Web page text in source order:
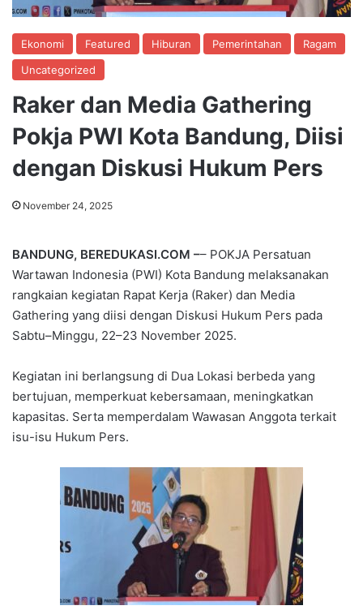
Ekonomi Featured Hiburan Pemerintahan
Ragam
Uncategorized
Raker dan Media Gathering
Pokja PWI Kota Bandung, Diisi
dengan Diskusi Hukum Pers
November 24, 2025
BANDUNG, BEREDUKASI.COM –– POKJA Persatuan
Wartawan Indonesia (PWI) Kota Bandung melaksanakan
rangkaian kegiatan Rapat Kerja (Raker) dan Media
Gathering yang diisi dengan Diskusi Hukum Pers pada
Sabtu–Minggu, 22–23 November 2025.
Kegiatan ini berlangsung di Dua Lokasi berbeda yang
bertujuan, memperkuat kebersamaan, meningkatkan
kapasitas. Serta memperdalam Wawasan Anggota terkait
isu-isu Hukum Pers.